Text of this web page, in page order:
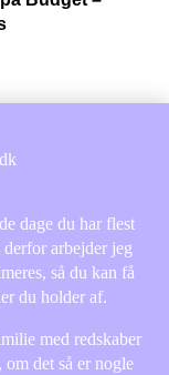
dage du har flest
arbejder jeg
så du kan få
du holder af.
med redskaber
det så er nogle